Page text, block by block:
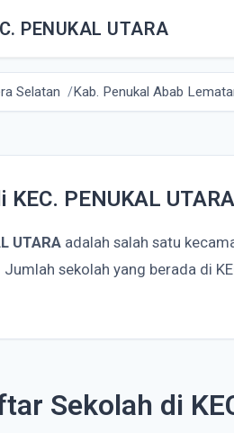
PENUKAL UTARA
Selatan Kab. Penukal Abab
KEC. PENUKAL UTARA
UTARA adalah salah satu
Jumlah sekolah yang berada di
Sekolah di